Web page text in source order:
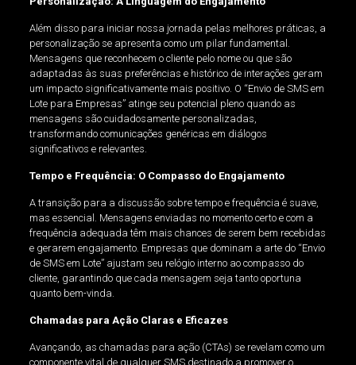
Além disso para iniciar nossa jornada pelas melhores práticas, a
personalização se apresenta como um pilar fundamental.
Mensagens que reconhecem o cliente pelo nome ou que são
adaptadas às suas preferências e histórico de interações geram
um impacto significativamente mais positivo. O “Envio de SMS em
Lote para Empresas” atinge seu potencial pleno quando as
mensagens são cuidadosamente personalizadas,
transformando comunicações genéricas em diálogos
significativos e relevantes.
Tempo e Frequência: O Compasso do Engajamento
A transição para a discussão sobre tempo e frequência é suave,
mas essencial. Mensagens enviadas no momento certo e com a
frequência adequada têm mais chances de serem bem recebidas
e gerarem engajamento. Empresas que dominam a arte do “Envio
de SMS em Lote” ajustam seu relógio interno ao compasso do
cliente, garantindo que cada mensagem seja tanto oportuna
quanto bem-vinda.
Chamadas para Ação Claras e Eficazes
Avançando, as chamadas para ação (CTAs) se revelam como um
componente vital de qualquer SMS destinado a promover o